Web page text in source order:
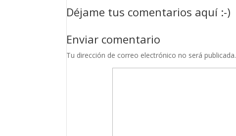
Déjame tus comentarios aquí :-)
Enviar comentario
Tu dirección de correo electrónico no será publicada.